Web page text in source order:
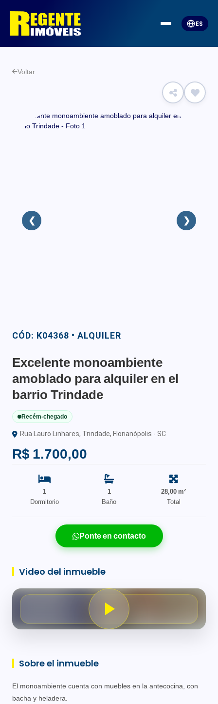
ES
Voltar
❮ ❯
CÓD: K04368 • ALQUILER
Excelente monoambiente
amoblado para alquiler en el
barrio Trindade
Recém-chegado
Rua Lauro Linhares, Trindade, Florianópolis - SC
R$ 1.700,00
1
Dormitorio
1
Baño
28,00 m²
Total
Ponte en contacto
Video del inmueble
Sobre el inmueble
El monoambiente cuenta con muebles en la antecocina, con
bacha y heladera.